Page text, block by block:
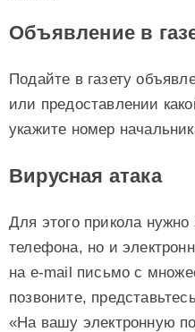
Объявление в
Подайте в газету
или предоставлении
укажите номер
Вирусная атака
Для этого прикола нужно
телефона, но и
на e-mail письмо с
позвоните,
«На вашу электронную